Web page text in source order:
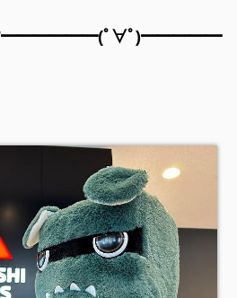
･ｷﾀ━━━━━━(ﾟ∀ﾟ)━━━━━